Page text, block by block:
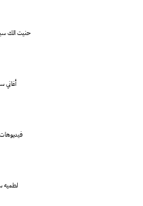
حنيت الك
أغاني
لطميه